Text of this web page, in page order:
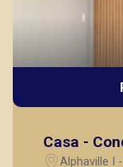
Casa -
Alphaville I